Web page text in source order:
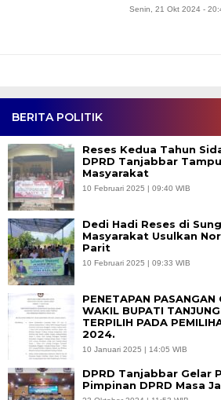
BERITA POLITIK
Reses Kedua Tahun
DPRD Tanjabbar
Masyarakat
10 Februari 2025 | 09:40 WIB
Dedi Hadi Reses di
Masyarakat Usulkan
Parit
10 Februari 2025 | 09:33 WIB
PENETAPAN
WAKIL BUPATI
TERPILIH PADA
2024.
10 Januari 2025 | 14:05 WIB
DPRD Tanjabbar Gelar
Pimpinan DPRD Masa
Senin, 21 Okt 2024 -